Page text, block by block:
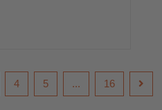
4 5 ... 16